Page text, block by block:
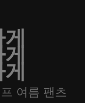
여름 팬츠